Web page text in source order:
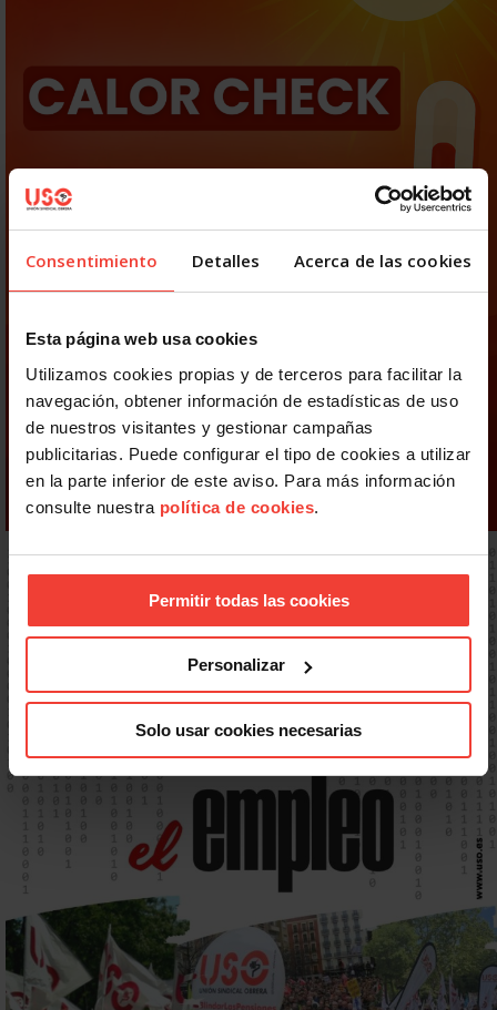
Consentimiento Detalles Acerca de las cookies
Esta página web usa cookies
Utilizamos cookies propias y de terceros para facilitar la
navegación, obtener información de estadísticas de uso
de nuestros visitantes y gestionar campañas
publicitarias. Puede configurar el tipo de cookies a utilizar
en la parte inferior de este aviso. Para más información
consulte nuestra política de cookies.
Permitir todas las cookies
Personalizar
Solo usar cookies necesarias